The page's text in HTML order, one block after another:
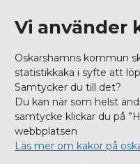
Vi använder
Oskarshamns kommun
statistikkaka i syfte att
Samtycker du till det?
Du kan när som helst
samtycke klickar du på
webbplatsen
Läs mer om kakor på